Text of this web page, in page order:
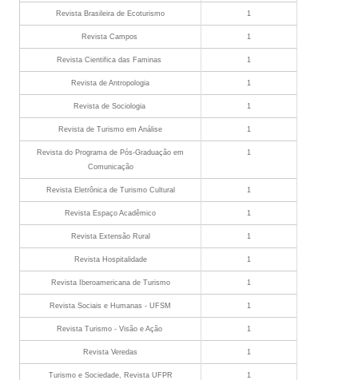
Revista Brasileira de Ecoturismo 1
Revista Campos 1
Revista Cientifica das Faminas 1
Revista de Antropologia 1
Revista de Sociologia 1
Revista de Turismo em Análise 1
Revista do Programa de Pós-Graduação em
Comunicação
1
Revista Eletrônica de Turismo Cultural 1
Revista Espaço Acadêmico 1
Revista Extensão Rural 1
Revista Hospitalidade 1
Revista Iberoamericana de Turismo 1
Revista Sociais e Humanas - UFSM 1
Revista Turismo - Visão e Ação 1
Revista Veredas 1
Turismo e Sociedade, Revista UFPR 1